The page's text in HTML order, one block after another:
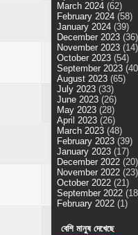
March 2024 (62)
February 2024 (58)
January 2024 (39)
December 2023 (36)
November 2023 (14)
October 2023 (54)
September 2023
August 2023 (65)
July 2023 (33)
June 2023 (26)
May 2023 (28)
April 2023 (26)
March 2023 (48)
February 2023 (39)
January 2023 (17)
December 2022 (20)
November 2022 (23)
October 2022 (21)
September 2022
February 2022 (1)
বেশি মানুষ দেখেছে